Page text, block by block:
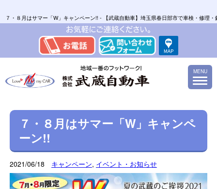
７・８月はサマー「W」キャンペーン!! - 【武蔵自動車】埼玉県春日部市で車検・修理
MENU
７・８月はサマー「W」キャンペ
ーン!!
2021/06/18 キャンペーン, イベント・お知らせ